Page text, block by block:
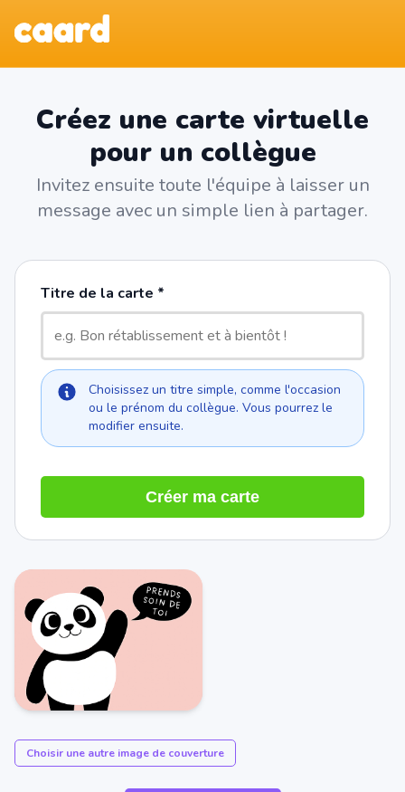
Créez une carte virtuelle
pour un collègue
Invitez ensuite toute l'équipe à laisser un
message avec un simple lien à partager.
Choisir une autre image de couverture
Titre de la carte
Choisissez un titre simple, comme l'occasion
ou le prénom du collègue. Vous pourrez le
modifier ensuite.
Créer ma carte